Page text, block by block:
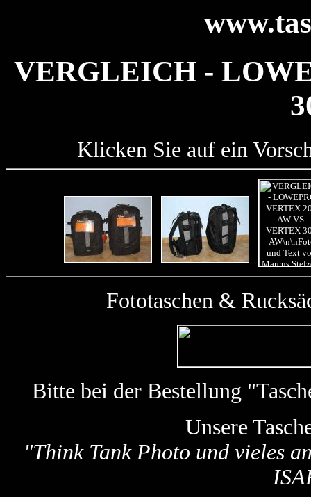
VERGLEICH -
Klicken Sie auf ein
Fototaschen &
Bitte bei der Bestellung
Unsere
"Think Tank Photo und vieles